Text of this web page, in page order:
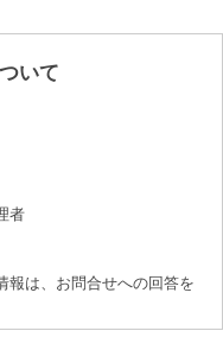
いて
者
報は、お問合せへの回答を